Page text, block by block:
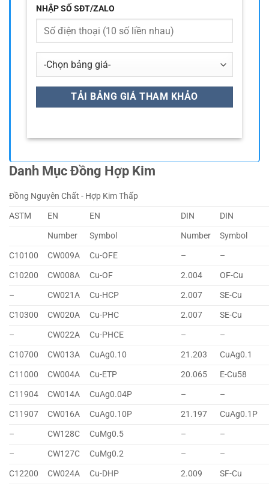
NHẬP SỐ SĐT/ZALO
Danh Mục Đồng Hợp Kim
Đồng Nguyên Chất - Hợp Kim Thấp
ASTM
EN EN DIN
DIN
Number
Symbol Number
Symbol
C10100
CW009A Cu-OFE –
–
C10200
CW008A Cu-OF 2.004
OF-Cu
–
CW021A Cu-HCP 2.007
SE-Cu
C10300
CW020A Cu-PHC 2.007
SE-Cu
–
CW022A Cu-PHCE –
–
C10700
CW013A CuAg0.10 21.203
CuAg0.1
C11000
CW004A Cu-ETP 20.065
E-Cu58
C11904
CW014A CuAg0.04P –
–
C11907
CW016A CuAg0.10P 21.197
CuAg0.1P
–
CW128C CuMg0.5 –
–
–
CW127C CuMg0.2 –
–
C12200
CW024A Cu-DHP 2.009 SF-Cu